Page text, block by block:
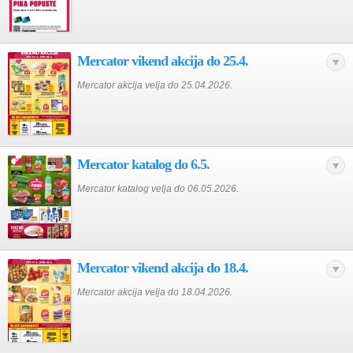
Mercator vikend akcija do 25.4.
Mercator akcija velja do 25.04.2026.
Mercator katalog do 6.5.
Mercator katalog velja do 06.05.2026.
Mercator vikend akcija do 18.4.
Mercator akcija velja do 18.04.2026.